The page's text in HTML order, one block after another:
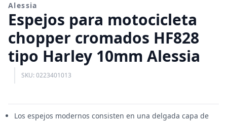
Alessia
Espejos para motocicleta
chopper cromados HF828
tipo Harley 10mm Alessia
SKU: 0223401013
Los espejos modernos consisten en una delgada capa de